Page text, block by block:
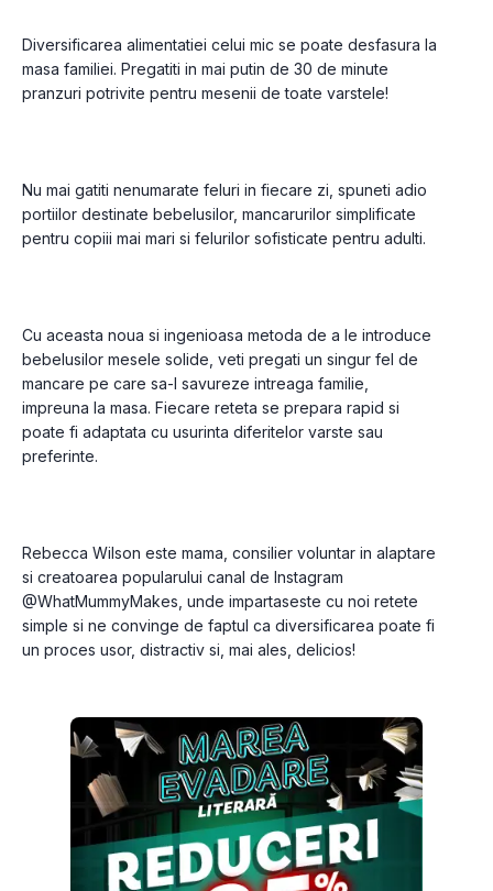
Diversificarea alimentatiei celui mic se poate desfasura la
masa familiei. Pregatiti in mai putin de 30 de minute
pranzuri potrivite pentru mesenii de toate varstele!
Nu mai gatiti nenumarate feluri in fiecare zi, spuneti adio
portiilor destinate bebelusilor, mancarurilor simplificate
pentru copiii mai mari si felurilor sofisticate pentru adulti.
Cu aceasta noua si ingenioasa metoda de a le introduce
bebelusilor mesele solide, veti pregati un singur fel de
mancare pe care sa-l savureze intreaga familie,
impreuna la masa. Fiecare reteta se prepara rapid si
poate fi adaptata cu usurinta diferitelor varste sau
preferinte.
Rebecca Wilson este mama, consilier voluntar in alaptare
si creatoarea popularului canal de Instagram
@WhatMummyMakes, unde impartaseste cu noi retete
simple si ne convinge de faptul ca diversificarea poate fi
un proces usor, distractiv si, mai ales, delicios!